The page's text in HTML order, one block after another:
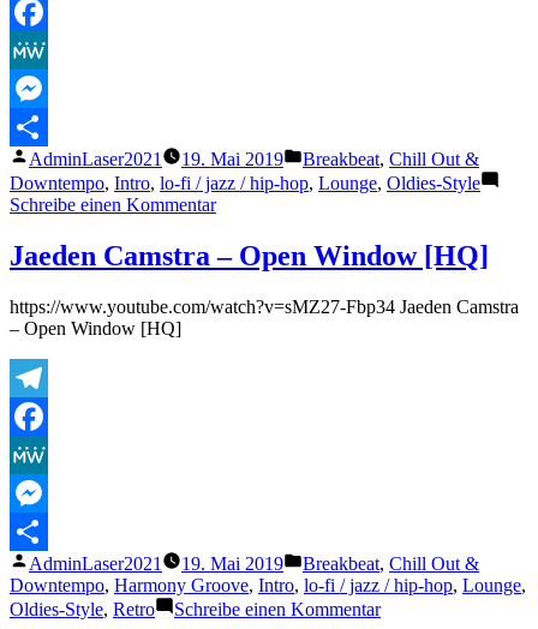
Telegram
Facebook
MeWe
Messenger
Teilen
Veröffentlicht
von
AdminLaser2021 19. Mai 2019
Veröffentlicht
unter
Breakbeat, Chill Out &
Downtempo, Intro, lo-fi / jazz / hip-hop, Lounge, Oldies-Style
Schreibe einen Kommentarzu
Camstra
–
Harper
Jaeden Camstra – Open Window [HQ]
https://www.youtube.com/watch?v=sMZ27-Fbp34 Jaeden Camstra
– Open Window [HQ]
Telegram
Facebook
MeWe
Messenger
Teilen
Veröffentlicht
von
AdminLaser2021 19. Mai 2019
Veröffentlicht
unter
Breakbeat, Chill Out &
Downtempo, Harmony Groove, Intro, lo-fi / jazz / hip-hop, Lounge,
Oldies-Style, Retro Schreibe einen Kommentarzu